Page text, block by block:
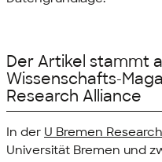
Der Artikel stammt
Wissenschafts-
Research Alliance
In der U Bremen
Universität Bremen und